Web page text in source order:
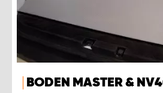
BODEN MASTER &